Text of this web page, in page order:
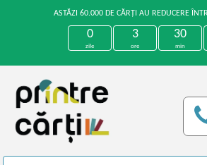
ASTĂZI 60.000 DE CĂRȚI AU REDUCERE
0
zile
3
ore
30
min